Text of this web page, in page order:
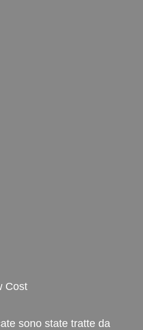
Cost
sono state tratte da